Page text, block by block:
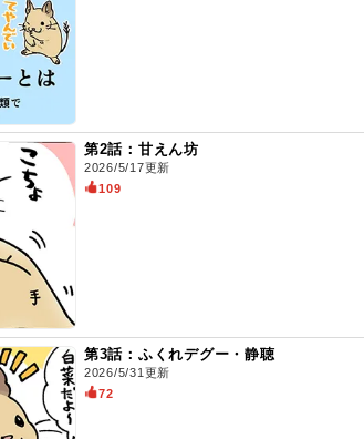
第2話：甘えん坊
2026/5/17更新
109
第3話：ふくれデグー・静聴
2026/5/31更新
72